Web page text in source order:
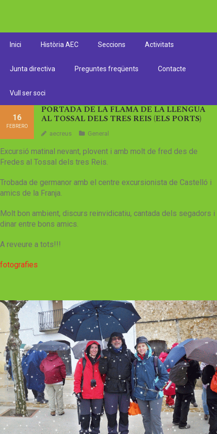
Inici Història AEC Seccions Activitats
Junta directiva Preguntes freqüents Contacte
Vull ser soci
PORTADA DE LA FLAMA DE LA LLENGUA
AL TOSSAL DELS TRES REIS (ELS PORTS)
16
FEBRERO
aecreus General
Excursió matinal nevant, plovent i amb molt de fred des de
Fredes al Tossal dels tres Reis.
Trobada de germanor amb el centre excursionista de Castelló i
amics de la Franja.
Molt bon ambient, discurs reinvidicatiu, cantada dels segadors i
dinar entre bons amics.
A reveure a tots!!!
fotografies